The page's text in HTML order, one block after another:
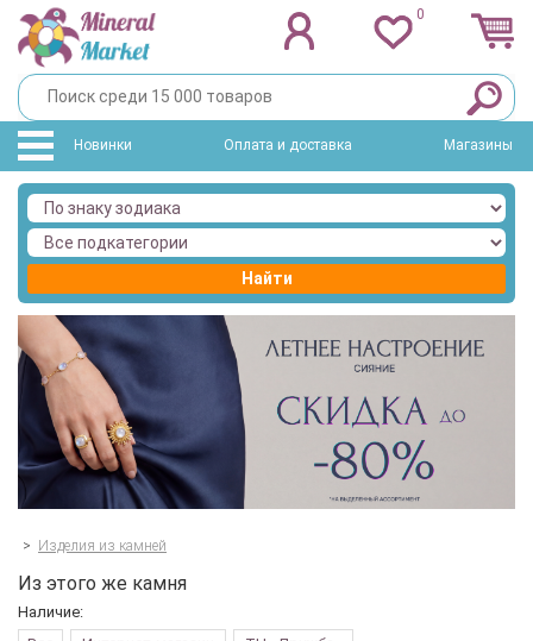
0
Новинки Оплата и доставка Магазины
Найти
> Изделия из камней
Из этого же камня
Наличие: